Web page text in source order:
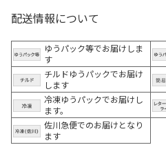
配送情報について
ゆうパック等でお届けしま
す
チルドゆうパックでお届け
します
冷凍ゆうパックでお届けし
ます。
佐川急便でのお届けとなり
ます